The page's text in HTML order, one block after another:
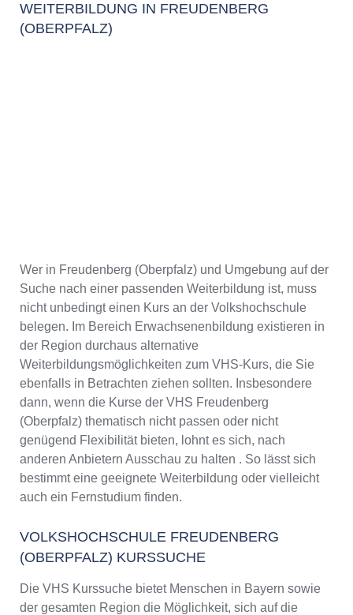
WEITERBILDUNG IN FREUDENBERG
(OBERPFALZ)
Wer in Freudenberg (Oberpfalz) und Umgebung auf der
Suche nach einer passenden Weiterbildung ist, muss
nicht unbedingt einen Kurs an der Volkshochschule
belegen. Im Bereich Erwachsenenbildung existieren in
der Region durchaus alternative
Weiterbildungsmöglichkeiten zum VHS-Kurs, die Sie
ebenfalls in Betrachten ziehen sollten. Insbesondere
dann, wenn die Kurse der VHS Freudenberg
(Oberpfalz) thematisch nicht passen oder nicht
genügend Flexibilität bieten, lohnt es sich, nach
anderen Anbietern Ausschau zu halten . So lässt sich
bestimmt eine geeignete Weiterbildung oder vielleicht
auch ein Fernstudium finden.
VOLKSHOCHSCHULE FREUDENBERG
(OBERPFALZ) KURSSUCHE
Die VHS Kurssuche bietet Menschen in Bayern sowie
der gesamten Region die Möglichkeit, sich auf die